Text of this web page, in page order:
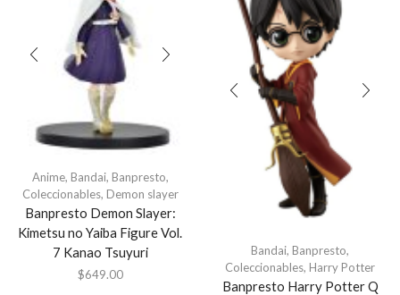
Anime, Bandai, Banpresto,
Coleccionables, Demon slayer
Banpresto Demon Slayer:
Kimetsu no Yaiba Figure Vol.
7 Kanao Tsuyuri
$649.00
Bandai, Banpresto,
Coleccionables, Harry Potter
Banpresto Harry Potter Q